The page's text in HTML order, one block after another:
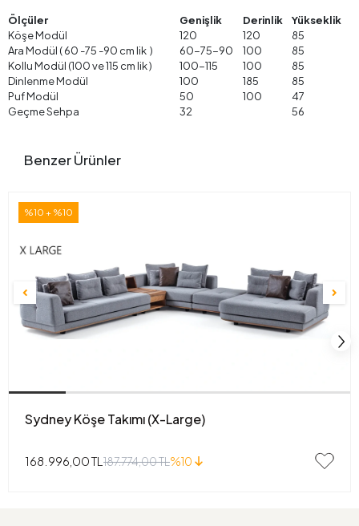
Ölçüler Genişlik Derinlik
Yükseklik
Köşe Modül
120 120
85
Ara Modül ( 60 -75 -90 cm lik )
60-75-90 100
85
Kollu Modül (100 ve 115 cm lik )
100-115 100
85
Dinlenme Modül
100 185
85
Puf Modül
50 100
47
Geçme Sehpa
32 56
Benzer Ürünler
%10 + %10
Sydney Köşe Takımı (X-Large)
168.996,00 TL 187.774,00 TL%10